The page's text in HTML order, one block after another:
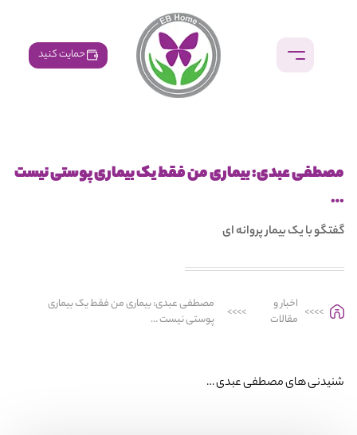
حمایت کنید
مصطفی عبدی: بیماری من فقط یک بیماری پوستی نیست
…
گفتگو با یک بیمار پروانه ای
>>>> اخبار و
مقالات
>>>>
مصطفی عبدی: بیماری من فقط یک بیماری
پوستی نیست …
شنیدنی های مصطفی عبدی …